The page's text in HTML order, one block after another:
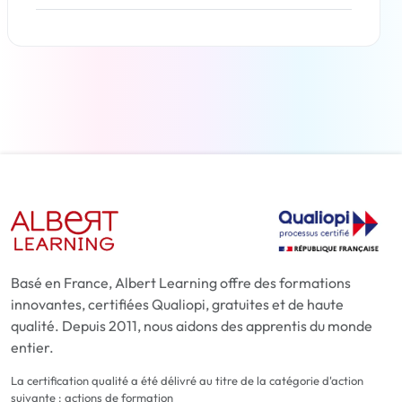
Basé en France, Albert Learning offre des formations
innovantes, certifiées Qualiopi, gratuites et de haute
qualité. Depuis 2011, nous aidons des apprentis du monde
entier.
La certification qualité a été délivré au titre de la catégorie d'action
suivante : actions de formation